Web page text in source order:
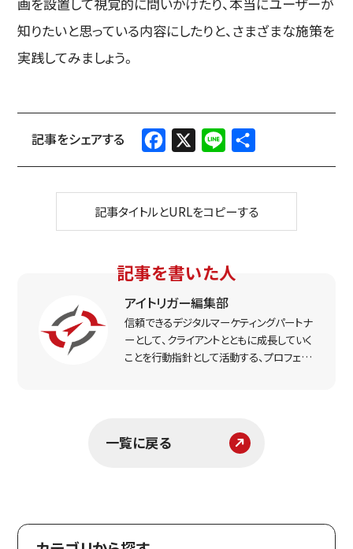
知りたいと思っている内容にしたりと、さまざまな施策を
実践してみましょう。
Facebook
X Line
記事タイトルとURLをコピーする
記事を書いた人
アイトリガー編集部
信頼できるデジタルマーケティングパートナ
ーとして、クライアントとともに成長していく
ことを行動指針として活動する、プロフェッ
一覧に戻る